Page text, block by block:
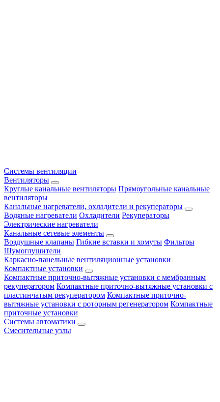
Системы вентиляции
Вентиляторы
Круглые канальные вентиляторы Прямоугольные канальные
вентиляторы
Канальные нагреватели, охладители и рекуператоры
Водяные нагреватели Охладители Рекуператоры
Электрические нагреватели
Канальные сетевые элементы
Воздушные клапаны Гибкие вставки и хомуты Фильтры
Шумоглушители
Каркасно-панельные вентиляционные установки
Компактные установки
Компактные приточно-вытяжные установки с мембранным
рекуператором Компактные приточно-вытяжные установки с
пластинчатым рекуператором Компактные приточно-
вытяжные установки с роторным регенератором Компактные
приточные установки
Системы автоматики
Смесительные узлы